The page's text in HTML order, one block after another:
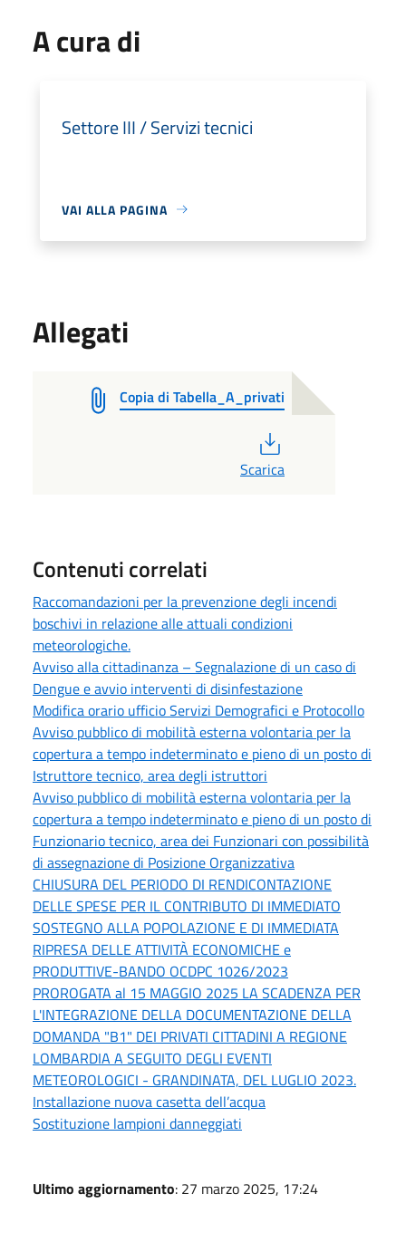
A cura di
Settore III / Servizi tecnici
VAI ALLA PAGINA
Allegati
Copia di Tabella_A_privati
Scarica
Contenuti correlati
Raccomandazioni per la prevenzione degli incendi
boschivi in relazione alle attuali condizioni
meteorologiche.
Avviso alla cittadinanza – Segnalazione di un caso di
Dengue e avvio interventi di disinfestazione
Modifica orario ufficio Servizi Demografici e Protocollo
Avviso pubblico di mobilità esterna volontaria per la
copertura a tempo indeterminato e pieno di un posto di
Istruttore tecnico, area degli istruttori
Avviso pubblico di mobilità esterna volontaria per la
copertura a tempo indeterminato e pieno di un posto di
Funzionario tecnico, area dei Funzionari con possibilità
di assegnazione di Posizione Organizzativa
CHIUSURA DEL PERIODO DI RENDICONTAZIONE
DELLE SPESE PER IL CONTRIBUTO DI IMMEDIATO
SOSTEGNO ALLA POPOLAZIONE E DI IMMEDIATA
RIPRESA DELLE ATTIVITÀ ECONOMICHE e
PRODUTTIVE-BANDO OCDPC 1026/2023
PROROGATA al 15 MAGGIO 2025 LA SCADENZA PER
L'INTEGRAZIONE DELLA DOCUMENTAZIONE DELLA
DOMANDA "B1" DEI PRIVATI CITTADINI A REGIONE
LOMBARDIA A SEGUITO DEGLI EVENTI
METEOROLOGICI - GRANDINATA, DEL LUGLIO 2023.
Installazione nuova casetta dell’acqua
Sostituzione lampioni danneggiati
Ultimo aggiornamento: 27 marzo 2025, 17:24